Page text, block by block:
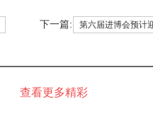
下一篇: 第六届进博会预计
查看更多精彩